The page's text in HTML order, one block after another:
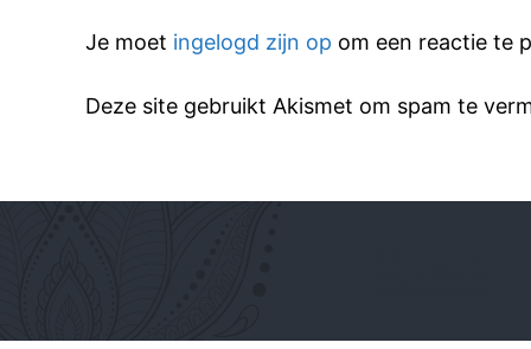
Je moet ingelogd zijn op om een reactie te
Deze site gebruikt Akismet om spam te